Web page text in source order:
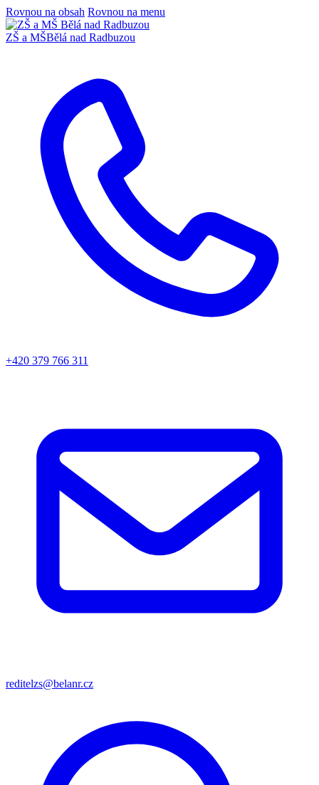
Rovnou na obsah Rovnou na menu
ZŠ a MŠBělá nad Radbuzou
+420 379 766 311
reditelzs@belanr.cz